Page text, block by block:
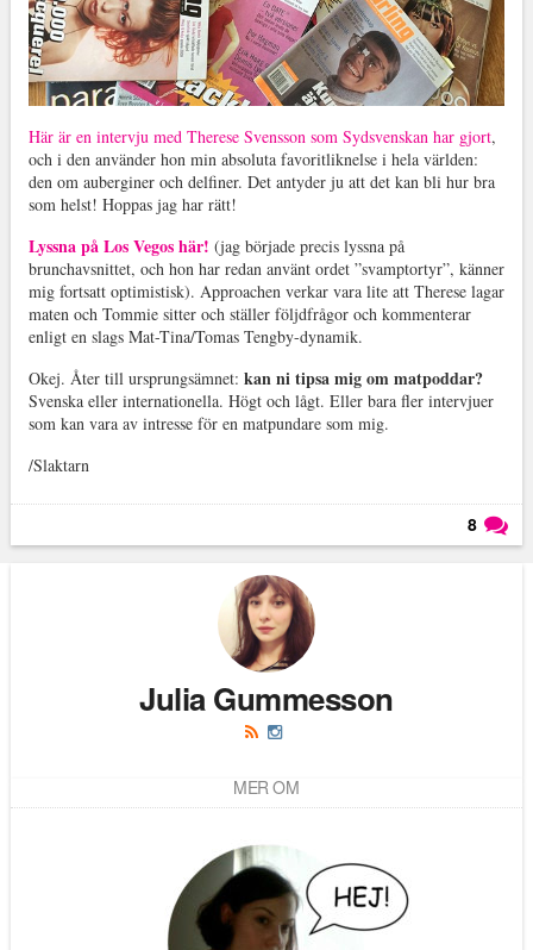
Här är en intervju med Therese Svensson som Sydsvenskan har gjort,
och i den använder hon min absoluta favoritliknelse i hela världen:
den om auberginer och delfiner. Det antyder ju att det kan bli hur bra
som helst! Hoppas jag har rätt!
Lyssna på Los Vegos här! (jag började precis lyssna på
brunchavsnittet, och hon har redan använt ordet ”svamptortyr”, känner
mig fortsatt optimistisk). Approachen verkar vara lite att Therese lagar
maten och Tommie sitter och ställer följdfrågor och kommenterar
enligt en slags Mat-Tina/Tomas Tengby-dynamik.
Okej. Åter till ursprungsämnet: kan ni tipsa mig om matpoddar?
Svenska eller internationella. Högt och lågt. Eller bara fler intervjuer
som kan vara av intresse för en matpundare som mig.
/Slaktarn
8
Julia Gummesson
MER OM